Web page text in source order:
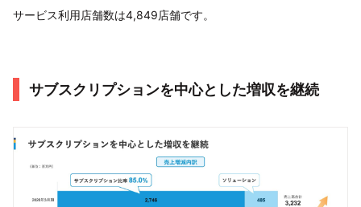
サービス利用店舗数は4,849店舗です。
サブスクリプションを中心とした増収を継続